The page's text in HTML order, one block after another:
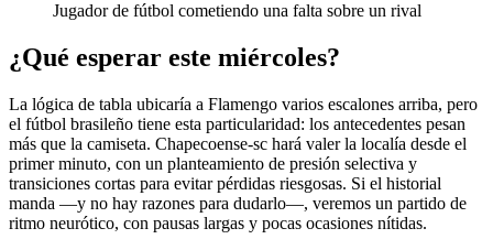
Jugador de fútbol cometiendo una falta sobre un rival
¿Qué esperar este miércoles?
La lógica de tabla ubicaría a Flamengo varios escalones arriba, pero
el fútbol brasileño tiene esta particularidad: los antecedentes pesan
más que la camiseta. Chapecoense-sc hará valer la localía desde el
primer minuto, con un planteamiento de presión selectiva y
transiciones cortas para evitar pérdidas riesgosas. Si el historial
manda —y no hay razones para dudarlo—, veremos un partido de
ritmo neurótico, con pausas largas y pocas ocasiones nítidas.